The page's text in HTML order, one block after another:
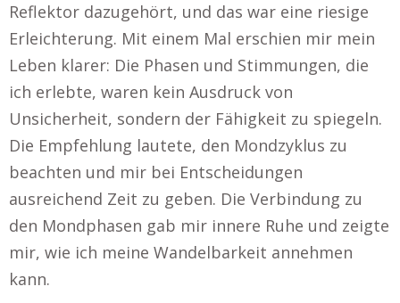
Reflektor dazugehört, und das war eine riesige
Erleichterung. Mit einem Mal erschien mir mein
Leben klarer: Die Phasen und Stimmungen, die
ich erlebte, waren kein Ausdruck von
Unsicherheit, sondern der Fähigkeit zu spiegeln.
Die Empfehlung lautete, den Mondzyklus zu
beachten und mir bei Entscheidungen
ausreichend Zeit zu geben. Die Verbindung zu
den Mondphasen gab mir innere Ruhe und zeigte
mir, wie ich meine Wandelbarkeit annehmen
kann.